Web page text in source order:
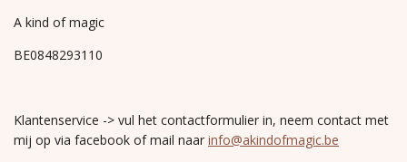
A kind of magic
BE0848293110
Klantenservice -> vul het contactformulier in, neem contact met
mij op via facebook of mail naar info@akindofmagic.be